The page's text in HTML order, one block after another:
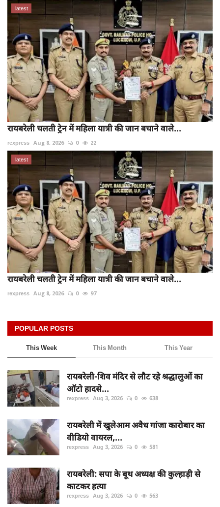
latest
रायबरेली चलती ट्रेन में महिला यात्री की जान बचाने वाले...
rexpress Aug 8, 2026 0 22
latest
रायबरेली चलती ट्रेन में महिला यात्री की जान बचाने वाले...
rexpress Aug 8, 2026 0 97
POPULAR POSTS
This Week This Month This Year
रायबरेली-शिव मंदिर से लौट रहे श्रद्धालुओं का
ऑटो हादसे...
rexpress Aug 3, 2026 0 638
रायबरेली में खुलेआम अवैध गांजा कारोबार का
वीडियो वायरल,...
rexpress Aug 3, 2026 0 581
रायबरेली: सपा के बूथ अध्यक्ष की कुल्हाड़ी से
काटकर हत्या
rexpress Aug 3, 2026 0 563